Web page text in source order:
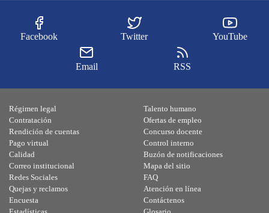
Facebook Twitter YouTube
Email RSS
Régimen legal
Contratación
Rendición de cuentas
Pago virtual
Calidad
Talento humano
Ofertas de empleo
Concurso docente
Control interno
Buzón de notificaciones
Correo institucional
Redes Sociales
Quejas y reclamos
Encuesta
Mapa del sitio
FAQ
Atención en línea
Contáctenos